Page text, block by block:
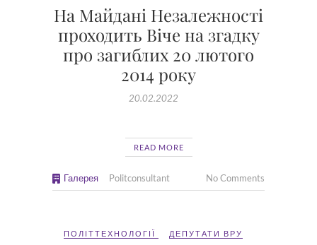
На Майдані Незалежності
проходить Віче на згадку
про загиблих 20 лютого
2014 року
20.02.2022
READ MORE
Галерея Politconsultant No Comments
ПОЛІТТЕХНОЛОГІЇ ДЕПУТАТИ ВРУ